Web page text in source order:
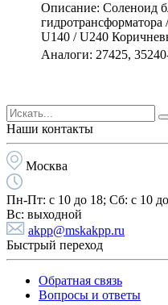
Описание: Соленоид
U140 / U240
Аналоги: 27425,
Наши контакты
Москва
Пн-Пт: с 10 до 18; Cб: с 10
Вс: выходной
akpp@mskakpp.ru
Быстрый переход
Обратная связь
Вопросы и ответы